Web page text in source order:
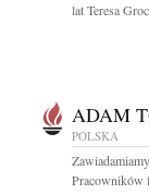
lat Teresa
ADAM
POLSKA
Pracowników